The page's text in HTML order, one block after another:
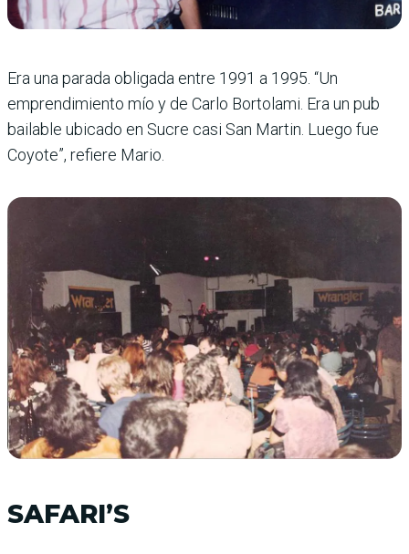
Era una parada obligada entre 1991 a 1995. “Un
emprendi­miento mío y de Carlo Bortolami. Era un pub
bailable ubicado en Sucre casi San Martin. Luego fue
Coyote”, refiere Mario.
SAFARI’S